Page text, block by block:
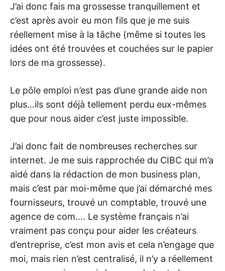
J’ai donc fais ma grossesse tranquillement et
c’est après avoir eu mon fils que je me suis
réellement mise à la tâche (même si toutes les
idées ont été trouvées et couchées sur le papier
lors de ma grossesse).
Le pôle emploi n’est pas d’une grande aide non
plus…ils sont déjà tellement perdu eux-mêmes
que pour nous aider c’est juste impossible.
J’ai donc fait de nombreuses recherches sur
internet. Je me suis rapprochée du CIBC qui m’a
aidé dans la rédaction de mon business plan,
mais c’est par moi-même que j’ai démarché mes
fournisseurs, trouvé un comptable, trouvé une
agence de com…. Le système français n’ai
vraiment pas conçu pour aider les créateurs
d’entreprise, c’est mon avis et cela n’engage que
moi, mais rien n’est centralisé, il n’y a réellement